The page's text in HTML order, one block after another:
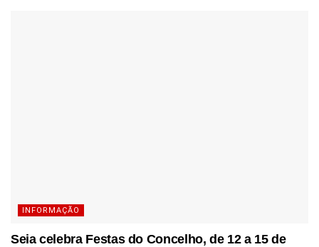
INFORMAÇÃO
Seia celebra Festas do Concelho, de 12 a 15 de